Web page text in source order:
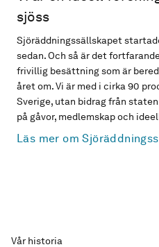
sjöss
Sjöräddningssällskapet
sedan. Och så är det
frivillig besättning som är
året om. Vi är med i cirka 90
Sverige, utan bidrag från
på gåvor, medlemskap och
Läs mer om
Vår historia